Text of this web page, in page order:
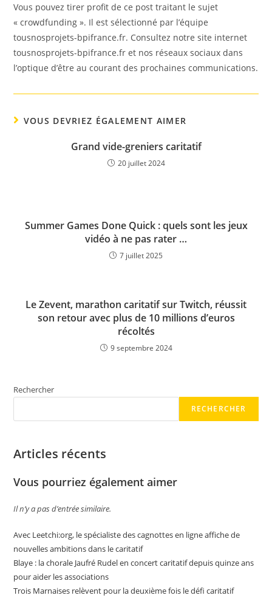
Vous pouvez tirer profit de ce post traitant le sujet
« crowdfunding ». Il est sélectionné par l’équipe
tousnosprojets-bpifrance.fr. Consultez notre site internet
tousnosprojets-bpifrance.fr et nos réseaux sociaux dans
l’optique d’être au courant des prochaines communications.
VOUS DEVRIEZ ÉGALEMENT AIMER
Grand vide-greniers caritatif
20 juillet 2024
Summer Games Done Quick : quels sont les jeux
vidéo à ne pas rater …
7 juillet 2025
Le Zevent, marathon caritatif sur Twitch, réussit
son retour avec plus de 10 millions d’euros
récoltés
9 septembre 2024
Rechercher
RECHERCHER
Articles récents
Vous pourriez également aimer
Il n’y a pas d’entrée similaire.
Avec Leetchi:org, le spécialiste des cagnottes en ligne affiche de
nouvelles ambitions dans le caritatif
Blaye : la chorale Jaufré Rudel en concert caritatif depuis quinze ans
pour aider les associations
Trois Marnaises relèvent pour la deuxième fois le défi caritatif